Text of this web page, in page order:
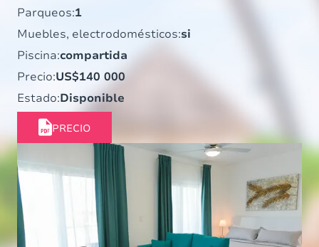
Parqueos:1
Muebles, electrodomésticos:si
Piscina:compartida
Precio:US$140 000
Estado:Disponible
PRECIO